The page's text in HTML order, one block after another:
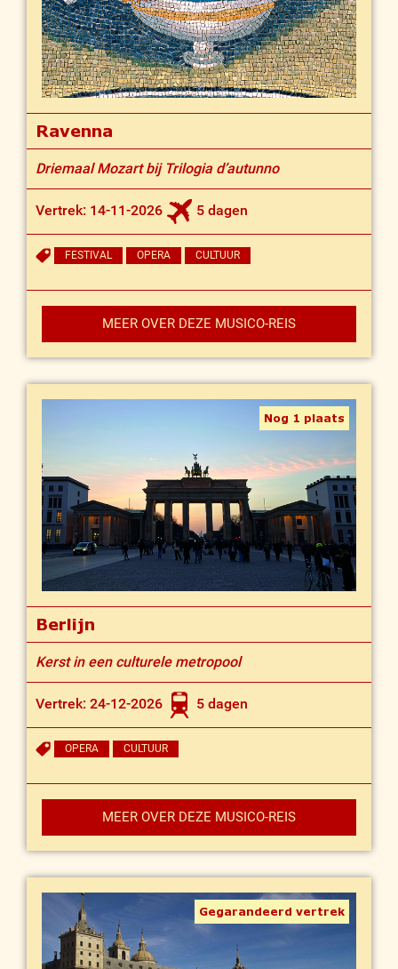
Ravenna
Driemaal Mozart bij Trilogia d’autunno
Vertrek: 14-11-2026 5 dagen
FESTIVAL OPERA CULTUUR
MEER OVER DEZE MUSICO-REIS
Nog 1 plaats
Berlijn
Kerst in een culturele metropool
Vertrek: 24-12-2026 5 dagen
OPERA CULTUUR
MEER OVER DEZE MUSICO-REIS
Gegarandeerd vertrek